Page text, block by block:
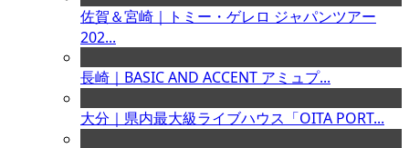
佐賀＆宮崎｜トミー・ゲレロ ジャパンツアー
202...
長崎｜BASIC AND ACCENT アミュプ...
大分｜県内最大級ライブハウス「OITA PORT...